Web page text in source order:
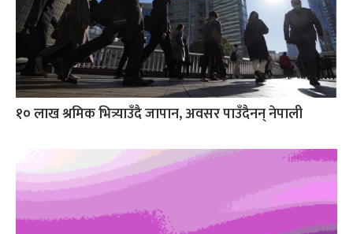
१० लाख श्रमिक भित्र्याउँदै जापान, अवसर पाउँदैनन् नेपाली